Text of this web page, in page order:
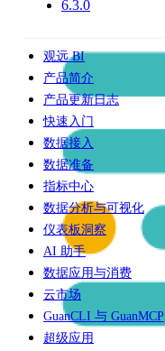
6.3.0
观远 BI
产品简介
产品更新日志
快速入门
数据接入
数据准备
指标中心
数据分析与可视化
仪表板洞察
AI 助手
数据应用与消费
云市场
GuanCLI 与 GuanMCP
超级应用